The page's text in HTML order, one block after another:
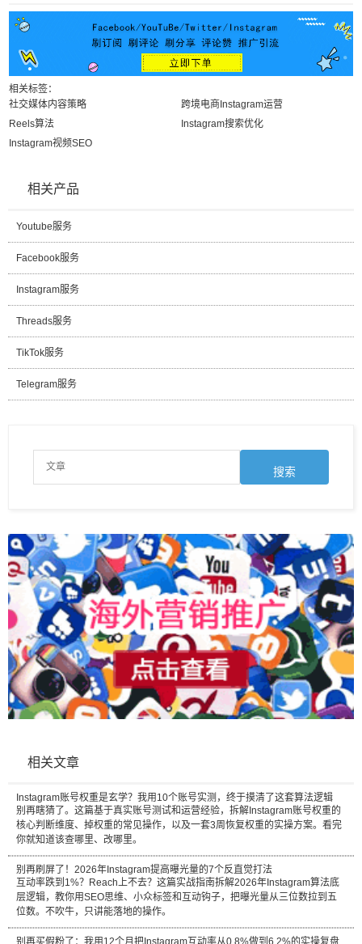
相关标签：
社交媒体内容策略
跨境电商Instagram运营
Reels算法
Instagram搜索优化
Instagram视频SEO
相关产品
Youtube服务
Facebook服务
Instagram服务
Threads服务
TikTok服务
Telegram服务
相关文章
Instagram账号权重是玄学？我用10个账号实测，终于摸清了这套算法逻辑
别再瞎猜了。这篇基于真实账号测试和运营经验，拆解Instagram账号权重的
核心判断维度、掉权重的常见操作，以及一套3周恢复权重的实操方案。看完
你就知道该查哪里、改哪里。
别再刷屏了！2026年Instagram提高曝光量的7个反直觉打法
互动率跌到1%？Reach上不去？这篇实战指南拆解2026年Instagram算法底
层逻辑，教你用SEO思维、小众标签和互动钩子，把曝光量从三位数拉到五
位数。不吹牛，只讲能落地的操作。